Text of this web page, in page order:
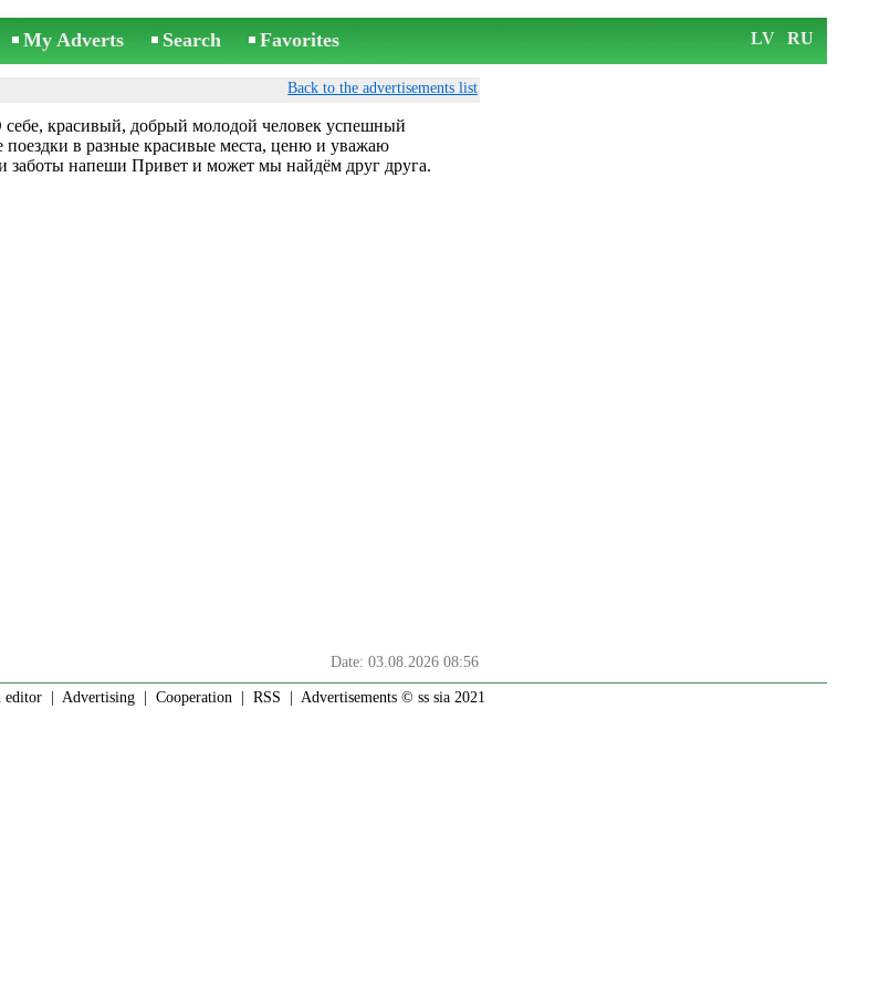
My Adverts Search Favorites LV RU
Back to the advertisements list
красивый, добрый молодой человек успешный
в разные красивые места, ценю и уважаю
заботы напеши Привет и может мы найдём друг друга.
Date: 03.08.2026 08:56
editor Advertising Cooperation RSS | Advertisements © ss sia 2021